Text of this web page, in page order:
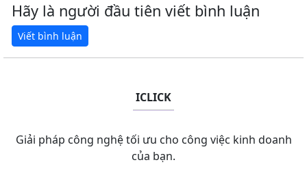
Hãy là người đầu tiên viết bình luận
ICLICK
Giải pháp công nghệ tối ưu cho công việc kinh doanh
của bạn.